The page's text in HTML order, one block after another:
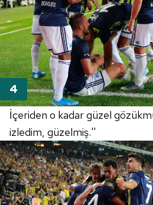
İçeriden o kadar güzel
izledim, güzelmiş.''